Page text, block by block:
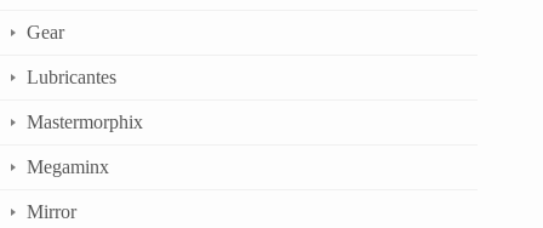
Gear
Lubricantes
Mastermorphix
Megaminx
Mirror